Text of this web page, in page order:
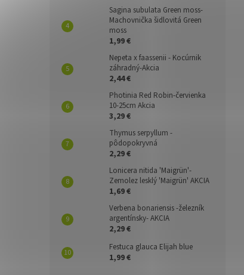
Sagina subulata Green moss-
Machovnička šidlovitá Green
moss
1,99 €
Nepeta x faassenii - Kocúrnik
záhradný-Akcia
2,44 €
Photinia Red Robin-červienka
10-25cm Akcia
3,29 €
Thymus serpyllum -
pôdopokryvná
2,29 €
Lonicera nitida 'Maigrün'-
Zemolez lesklý 'Maigrün' AKCIA
1,69 €
Verbena bonariensis -železník
argentínsky- AKCIA
2,29 €
Festuca glauca Elijah blue
1,99 €